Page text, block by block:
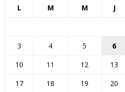
L M M J
3
4 5 6
10
11 12 13
17
18 19 20